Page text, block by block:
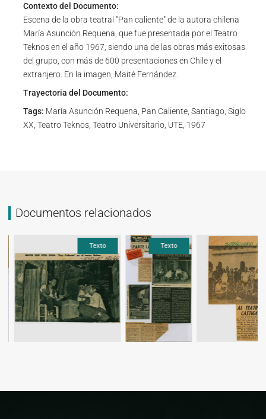
Contexto del Documento:
Escena de la obra teatral "Pan caliente" de la autora chilena
María Asunción Requena, que fue presentada por el Teatro
Teknos en el año 1967, siendo una de las obras más exitosas
del grupo, con más de 600 presentaciones en Chile y el
extranjero. En la imagen, Maité Fernández.
Trayectoria del Documento:
Tags: María Asunción Requena, Pan Caliente, Santiago, Siglo
XX, Teatro Teknos, Teatro Universitario, UTE, 1967
Documentos relacionados
Texto Texto